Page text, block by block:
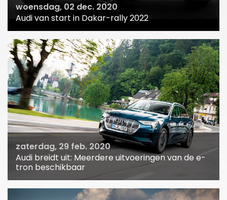
woensdag, 02 dec. 2020
Audi van start in Dakar-rally 2022
zaterdag, 29 feb. 2020
Audi breidt uit: Meerdere uitvoeringen van de e-
tron beschikbaar